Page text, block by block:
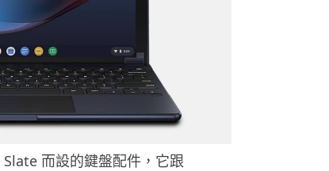
而設的鍵盤配件，它跟